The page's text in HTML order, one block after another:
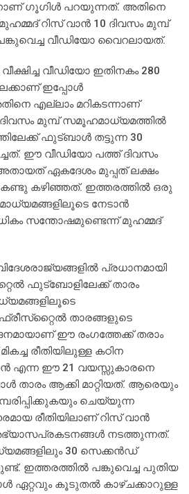
ഗൂഗിള്‍ പറയുന്നത്. അതിനെ
റിസ് വാന്‍ 10 ദിവസം മുമ്പ്
വീഡിയോ വൈറലായത്.
വീഡിയോ ഇതിനകം 280
ഇപ്പോള്‍
എല്ലാം മറികടന്നാണ്
ദിവസം മുമ്പ് സമൂഹമാധ്യമത്തില്‍
ഫുട്ബാള്‍ തട്ടുന്ന 30
ഈ വീഡിയോ പത്ത് ദിവസം
ഏകദേശം മുപ്പത് ലക്ഷം
കണ്ടു കഴിഞ്ഞത്. ഇത്തരത്തില്‍ ഒരു
നേടാന്‍
സന്തോഷമുണ്ടെന്ന് മുഹമ്മദ്
പ്രധാനമായി
ഫുട്‌ബോളിലേക്ക് താരം
ഫ്രീസ്‌റ്റൈല്‍ താരങ്ങളുടെ
ഈ രംഗത്തേക്ക് തരാം
രീതിയിലുള്ള കഠിന
എന്ന ഈ 21 വയസ്സുകാരനെ
ആക്കി മാറ്റിയത്. ആരെയും
ചെയ്യുന്ന
രീതിയിലാണ് റിസ് വാന്‍
നടത്തുന്നത്.
30 സെക്കന്‍ഡ്
ഇത്തരത്തില്‍ പങ്കുവെച്ച പുതിയ
ഏറ്റവും കൂടുതല്‍ കാഴ്ചക്കാറുള്ള